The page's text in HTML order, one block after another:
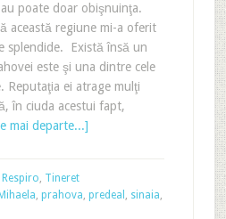
poate doar obişnuinţa.
această regiune mi-a oferit
splendide. Există însă un
este şi una dintre cele
Reputaţia ei atrage mulţi
în ciuda acestui fapt,
mai departe...]
Respiro, Tineret
, prahova, predeal , sinaia,